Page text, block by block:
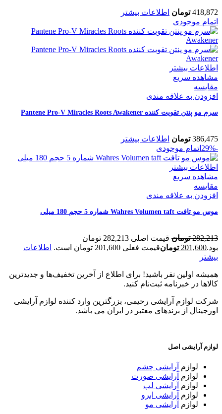
418,872 تومان اطلاعات بیشتر
اتمام موجودی
اطلاعات بیشتر
مشاهده سریع
مقایسه
افزودن به علاقه مندی
سرم مو پنتن تقویت کننده Pantene Pro-V Miracles Roots Awakener
386,475 تومان اطلاعات بیشتر
-29%
اتمام موجودی
اطلاعات بیشتر
مشاهده سریع
مقایسه
افزودن به علاقه مندی
موس مو تافت Wahres Volumen taft شماره 5 حجم 180 میلی
282,213 تومان
قیمت اصلی 282,213 تومان
بود.201,600 تومانقیمت فعلی 201,600 تومان است.
اطلاعات
بیشتر
همیشه اولین نفر باشید! برای اطلاع از آخرین تخفیف‌ها و جدیدترین
کالاها در خبرنامه ثبت‌نام کنید.
شرکت لوازم آرایشی رحیمی، بزرگترین وارد کننده لوازم آرایشی
اورجینال از برندهای معتبر در ایران می باشد.
لوازم آرایشی اصل
لوازم آرایشی چشم
لوازم آرایشی صورت
لوازم آرایشی لب
لوازم آرایشی ابرو
لوازم آرایشی مو